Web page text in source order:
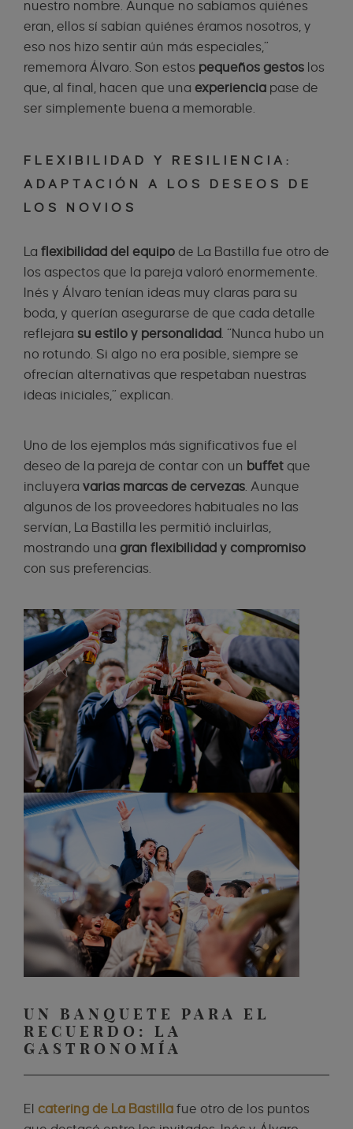
nuestro nombre. Aunque no sabíamos quiénes
eran, ellos sí sabían quiénes éramos nosotros, y
eso nos hizo sentir aún más especiales,”
rememora Álvaro. Son estos pequeños gestos los
que, al final, hacen que una experiencia pase de
ser simplemente buena a memorable.
FLEXIBILIDAD Y RESILIENCIA:
ADAPTACIÓN A LOS DESEOS DE
LOS NOVIOS
La flexibilidad del equipo de La Bastilla fue otro de
los aspectos que la pareja valoró enormemente.
Inés y Álvaro tenían ideas muy claras para su
boda, y querían asegurarse de que cada detalle
reflejara su estilo y personalidad. “Nunca hubo un
no rotundo. Si algo no era posible, siempre se
ofrecían alternativas que respetaban nuestras
ideas iniciales,” explican.
Uno de los ejemplos más significativos fue el
deseo de la pareja de contar con un buffet que
incluyera varias marcas de cervezas. Aunque
algunos de los proveedores habituales no las
servían, La Bastilla les permitió incluirlas,
mostrando una gran flexibilidad y compromiso
con sus preferencias.
UN BANQUETE PARA EL
RECUERDO: LA
GASTRONOMÍA
El catering de La Bastilla fue otro de los puntos